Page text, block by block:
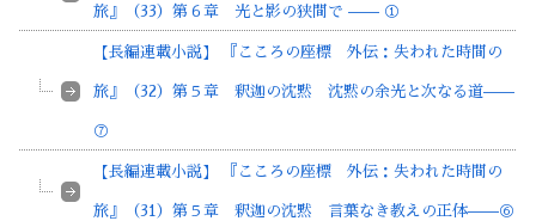
旅』（33）第６章 光と影の狭間で —— ①
【長編連載小説】 『こころの座標 外伝：失われた時間の
旅』（32）第５章 釈迦の沈黙 沈黙の余光と次なる道——
⑦
【長編連載小説】 『こころの座標 外伝：失われた時間の
旅』（31）第５章 釈迦の沈黙 言葉なき教えの正体——⑥